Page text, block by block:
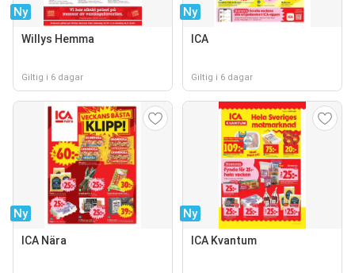
Ny
Willys Hemma
Giltig i 6 dagar
Ny
ICA
Giltig i 6 dagar
Ny
ICA Nära
Ny
ICA Kvantum